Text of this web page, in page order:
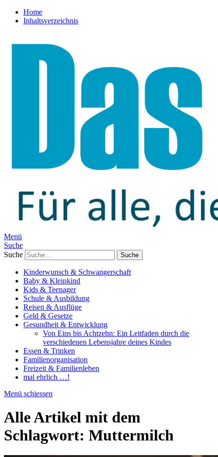
Home
Inhaltsverzeichnis
Menü
Suche
Suche
Kinderwunsch & Schwangerschaft
Baby & Kleinkind
Kids & Teenager
Schule & Ausbildung
Reisen & Ausflüge
Geld & Gesetze
Gesundheit & Entwicklung
Von Eins bis Achtzehn: Ein Leitfaden durch die
verschiedenen Lebensjahre deines Kindes
Essen & Trinken
Familienorganisation
Freizeit & Familienleben
mal ehrlich …!
Menü schiessen
Alle Artikel mit dem
Schlagwort: Muttermilch